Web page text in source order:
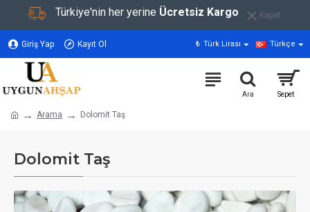
Türkiye'nin her yerine Ücretsiz Kargo Kapat
Giriş Yap Kayıt Ol ₺ Türk Lirası Türkçe
Arama Dolomit Taş
Dolomit Taş